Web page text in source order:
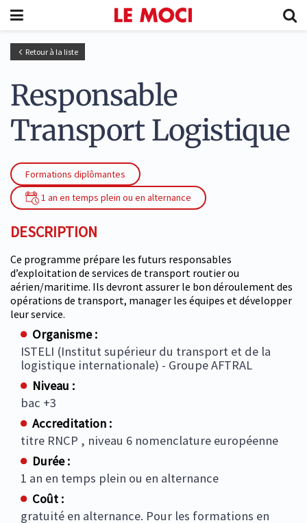
Retour à la liste
Responsable
Transport Logistique
Formations diplômantes
1 an en temps plein ou en alternance
DESCRIPTION
Ce programme prépare les futurs responsables
d’exploitation de services de transport routier ou
aérien/maritime. Ils devront assurer le bon déroulement des
opérations de transport, manager les équipes et développer
leur service.
Organisme :
ISTELI (Institut supérieur du transport et de la
logistique internationale) - Groupe AFTRAL
Niveau :
bac +3
Accreditation :
titre RNCP , niveau 6 nomenclature européenne
Durée :
1 an en temps plein ou en alternance
Coût :
gratuité en alternance. Pour les formations en